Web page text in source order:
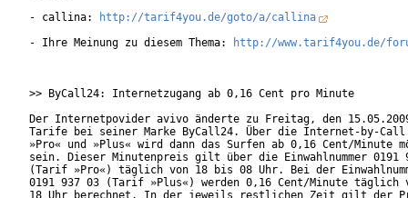
- callina:
http://tarif4you.de/goto/a/callina
- Ihre Meinung zu diesem Thema:
http://www.tarif4you.de/
>> ByCall24: Internetzugang ab 0,16 Cent pro Minute
Der Internetpovider avivo änderte zu Freitag, den
Tarife bei seiner Marke ByCall24. Über die Internet-by-
»Pro« und »Plus« wird dann das Surfen ab 0,16 Cent/Minute
sein. Dieser Minutenpreis gilt über die Einwahlnummer 0191
(Tarif »Pro«) täglich von 18 bis 08 Uhr. Bei der
0191 937 03 (Tarif »Plus«) werden 0,16 Cent/Minute täglich
18 Uhr berechnet. In der jeweils restlichen Zeit gilt der